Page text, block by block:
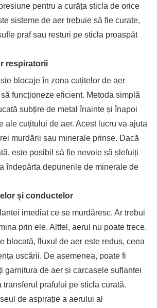
pentru a curăța sticla de orice
sisteme de aer trebuie să fie curate,
praf sau resturi pe sticla proaspăt
respiratorii
blocaje în zona cuțitelor de aer
funcționeze eficient. Metoda simplă
subțire de metal înainte și înapoi
ale cuțitului de aer. Acest lucru va ajuta
murdării sau minerale prinse. Dacă
este posibil să fie nevoie să șlefuiți
îndepărta depunerile de minerale de
și conductelor
imediat ce se murdăresc. Ar trebui
prin ele. Altfel, aerul nu poate trece.
blocată, fluxul de aer este redus, ceea
uscării. De asemenea, poate fi
garnitura de aer și carcasele suflantei
transferul prafului pe sticla curată.
de aspirație a aerului al